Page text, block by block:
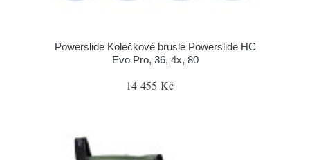
Powerslide Kolečkové brusle Powerslide HC
Evo Pro, 36, 4x, 80
14 455 Kč